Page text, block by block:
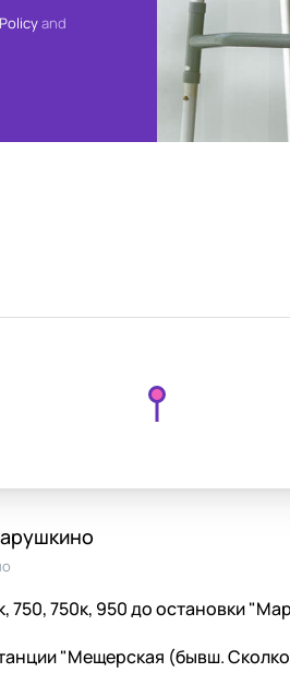
and
750, 750к, 950 до остановки
"Мещерская (бывш.